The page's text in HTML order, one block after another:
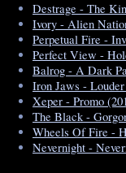
Destrage - The
Ivory - Alien
Perpetual Fire -
Perfect View -
Balrog - A Dark
Iron Jaws -
Xeper - Promo
The Black -
Wheels Of Fire -
Nevernight -